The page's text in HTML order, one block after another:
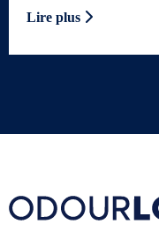
Lire plus